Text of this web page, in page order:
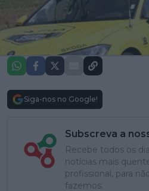
Siga-nos no Google!
Subscreva a
Recebe todos os
notícias mais
profissional, para
fazemos.